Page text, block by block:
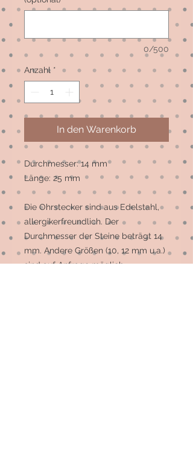
0/500
Anzahl *
In den Warenkorb
Durchmesser: 14 mm
Länge: 25 mm
Die Ohrstecker sind aus Edelstahl,
allergikerfreundlich. Der
Durchmesser der Steine beträgt 14
mm. Andere Größen (10, 12 mm u.a.)
sind auf Anfrage möglich.